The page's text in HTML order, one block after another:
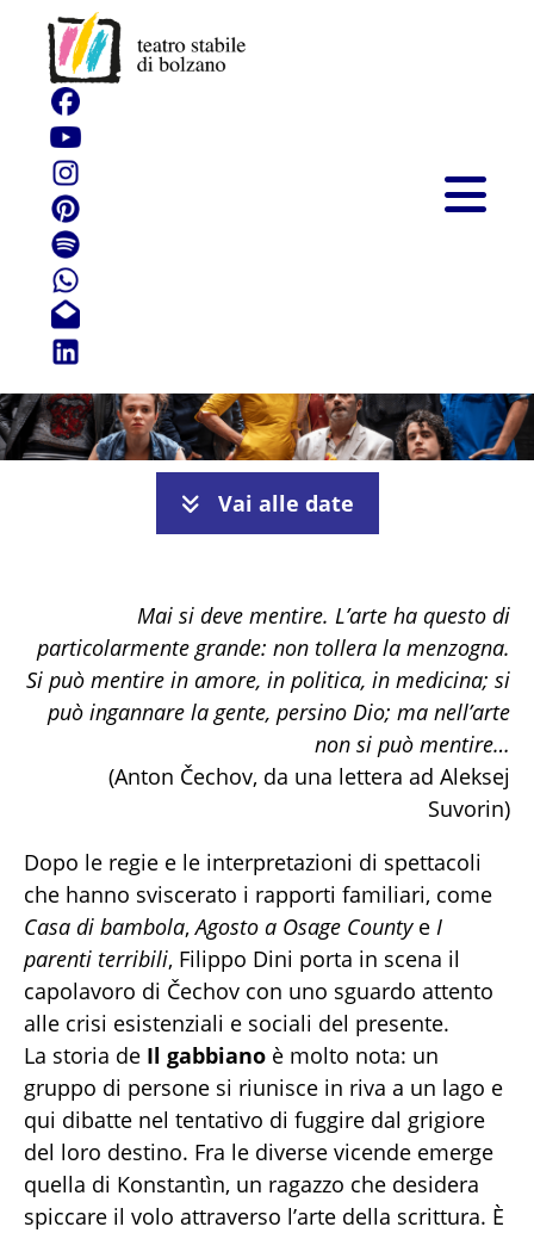
Il gabbiano
Vai alle date
Mai si deve mentire. L’arte ha questo di
particolarmente grande: non tollera la menzogna.
Si può mentire in amore, in politica, in medicina; si
può ingannare la gente, persino Dio; ma nell’arte
non si può mentire…
(Anton Čechov, da una lettera ad Aleksej
Suvorin)
Dopo le regie e le interpretazioni di spettacoli
che hanno sviscerato i rapporti familiari, come
Casa di bambola,Agosto a Osage Countye I
parenti terribili, Filippo Dini porta in scena il
capolavoro di Čechov con uno sguardo attento
alle crisi esistenziali e sociali del presente.
La storia de Il gabbiano è molto nota: un
gruppo di persone si riunisce in riva a un lago e
qui dibatte nel tentativo di fuggire dal grigiore
del loro destino. Fra le diverse vicende emerge
quella di Konstantìn, un ragazzo che desidera
spiccare il volo attraverso l’arte della scrittura. È